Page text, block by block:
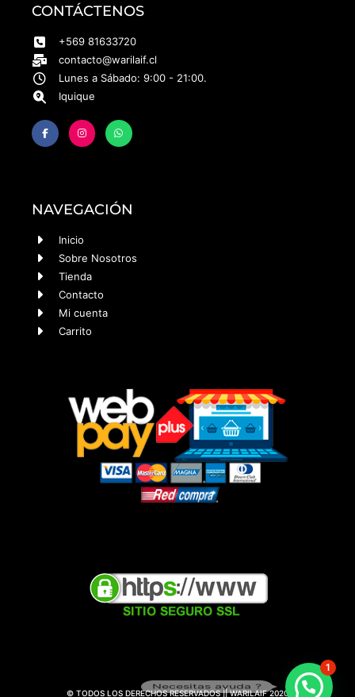
CONTÁCTENOS
+569 81633720
contacto@warilaif.cl
Lunes a Sábado: 9:00 - 21:00.
Iquique
NAVEGACIÓN
Inicio
Sobre Nosotros
Tienda
Contacto
Mi cuenta
Carrito
© TODOS LOS DERECHOS RESERVADOS || WARILAIF 2020
Necesitas ayuda ?
1